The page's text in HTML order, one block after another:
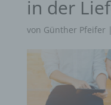
in der
von Günther Pfeifer|